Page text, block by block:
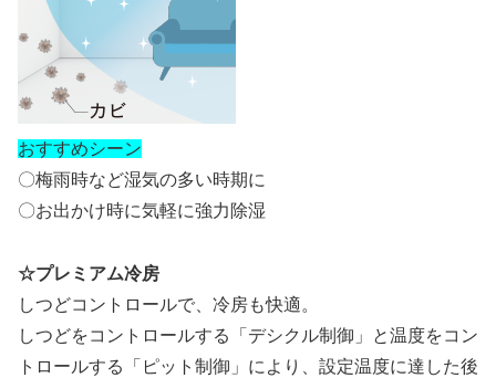
おすすめシーン
〇梅雨時など湿気の多い時期に
〇お出かけ時に気軽に強力除湿
☆プレミアム冷房
しつどコントロールで、冷房も快適。
しつどをコントロールする「デシクル制御」と温度をコン
トロールする「ピット制御」により、設定温度に達した後